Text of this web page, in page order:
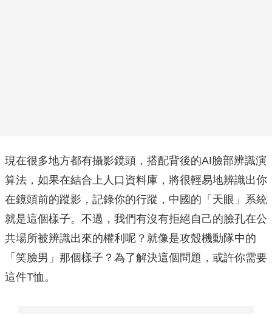
現在很多地方都有攝影鏡頭，搭配背後的AI臉部辨識演
算法，如果在結合上人口資料庫，將很輕易地辨識出你
在鏡頭前的蹤影，記錄你的行蹤，中國的「天眼」系統
就是這個樣子。不過，我們有沒有拒絕自己的臉孔在公
共場所被辨識出來的權利呢？就像是攻殼機動隊中的
「笑臉男」那個樣子？為了解決這個問題，或許你需要
這件T恤。